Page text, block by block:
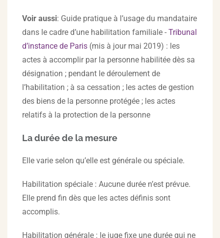
Voir aussi: Guide pratique à l’usage du mandataire
dans le cadre d’une habilitation familiale - Tribunal
d’instance de Paris (mis à jour mai 2019) : les
actes à accomplir par la personne habilitée dès sa
désignation ; pendant le déroulement de
l’habilitation ; à sa cessation ; les actes de gestion
des biens de la personne protégée ; les actes
relatifs à la protection de la personne
La durée de la mesure
Elle varie selon qu’elle est générale ou spéciale.
Habilitation spéciale : Aucune durée n’est prévue.
Elle prend fin dès que les actes définis sont
accomplis.
Habilitation générale : le juge fixe une durée qui ne